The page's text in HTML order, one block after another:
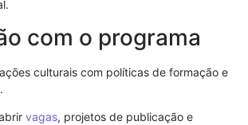
com o programa
culturais com políticas de formação e
vagas, projetos de publicação e